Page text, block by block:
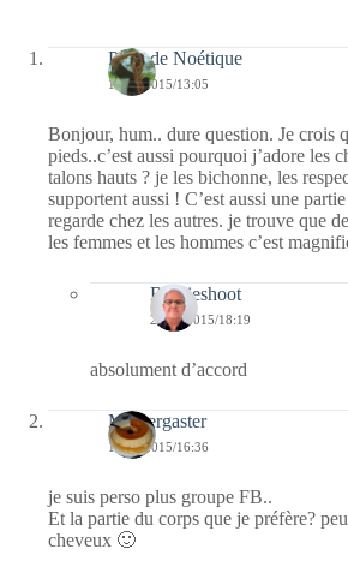
PLK de Noétique
19/04/2015/13:05
Bonjour, hum.. dure question. Je crois
pieds..c’est aussi pourquoi j’adore les
talons hauts ? je les bichonne, les
supportent aussi ! C’est aussi une
regarde chez les autres. je trouve que
les femmes et les hommes c’est
Bernieshoot
23/04/2015/18:19
absolument d’accord
Messergaster
18/04/2015/16:36
je suis perso plus groupe FB..
Et la partie du corps que je préfère?
cheveux 🙂